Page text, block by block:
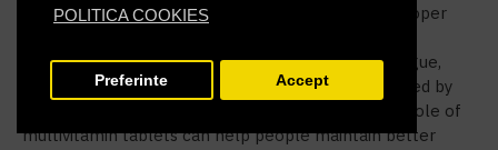
POLITICA COOKIES
Preferinte Accept
Great content! This article clearly explains why proper
immunity. Many people ignore small signs like fatigue,
weakness, and lack of focus, which are often caused by
nutritional gaps in daily meals. Understanding the role of
multivitamin tablets can help people maintain better